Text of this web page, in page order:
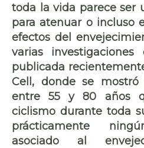
toda la vida parece ser
para atenuar o incluso
efectos del
varias
publicada
Cell, donde se mostró
entre 55 y 80 años
ciclismo durante toda
prácticamente
asociado al